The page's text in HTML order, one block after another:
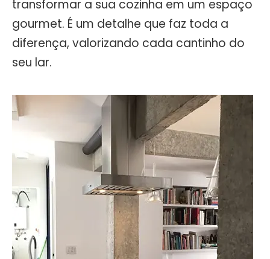
transformar a sua cozinha em um espaço
gourmet. É um detalhe que faz toda a
diferença, valorizando cada cantinho do
seu lar.